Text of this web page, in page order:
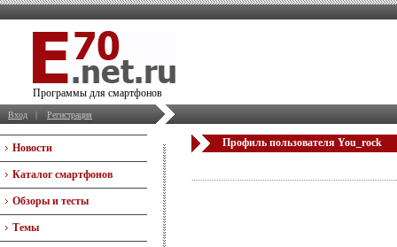
Программы для смартфонов
Вход | Регистрация
Новости
Каталог смартфонов
Обзоры и тесты
Темы
Профиль пользователя You_rock